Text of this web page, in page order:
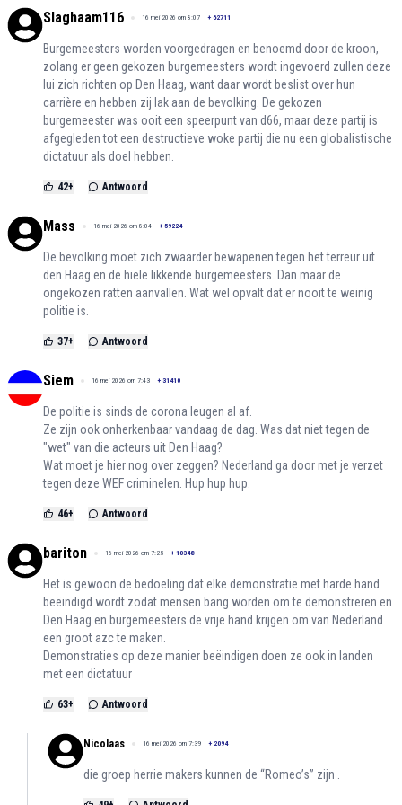
Slaghaam116 16 mei 2026 om 8:07 + 62711
Burgemeesters worden voorgedragen en benoemd door de kroon,
zolang er geen gekozen burgemeesters wordt ingevoerd zullen deze
lui zich richten op Den Haag, want daar wordt beslist over hun
carrière en hebben zij lak aan de bevolking. De gekozen
burgemeester was ooit een speerpunt van d66, maar deze partij is
afgegleden tot een destructieve woke partij die nu een globalistische
dictatuur als doel hebben.
42+ Antwoord
Mass 16 mei 2026 om 8:04 + 59224
De bevolking moet zich zwaarder bewapenen tegen het terreur uit
den Haag en de hiele likkende burgemeesters. Dan maar de
ongekozen ratten aanvallen. Wat wel opvalt dat er nooit te weinig
politie is.
37+ Antwoord
Siem 16 mei 2026 om 7:43 + 31410
De politie is sinds de corona leugen al af.
Ze zijn ook onherkenbaar vandaag de dag. Was dat niet tegen de
"wet" van die acteurs uit Den Haag?
Wat moet je hier nog over zeggen? Nederland ga door met je verzet
tegen deze WEF criminelen. Hup hup hup.
46+ Antwoord
bariton 16 mei 2026 om 7:25 + 10348
Het is gewoon de bedoeling dat elke demonstratie met harde hand
beëindigd wordt zodat mensen bang worden om te demonstreren en
Den Haag en burgemeesters de vrije hand krijgen om van Nederland
een groot azc te maken.
Demonstraties op deze manier beëindigen doen ze ook in landen
met een dictatuur
63+ Antwoord
Nicolaas 16 mei 2026 om 7:39 + 2094
die groep herrie makers kunnen de “Romeo’s” zijn .